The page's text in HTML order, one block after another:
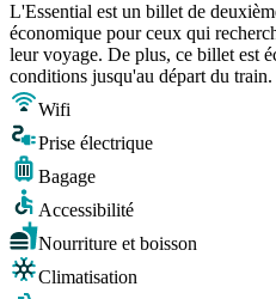
L'Essential est un billet de
économique pour ceux qui
leur voyage. De plus, ce billet est
conditions jusqu'au départ du train.
Wifi
Prise électrique
Bagage
Accessibilité
Nourriture et boisson
Climatisation